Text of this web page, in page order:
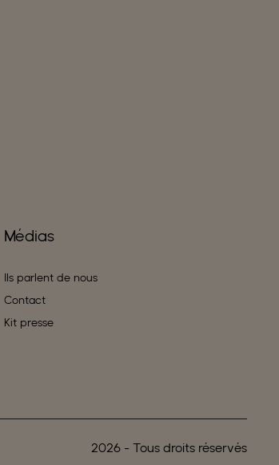
Médias
Ils parlent de nous
Contact
Kit presse
2026- Tous droits réservés